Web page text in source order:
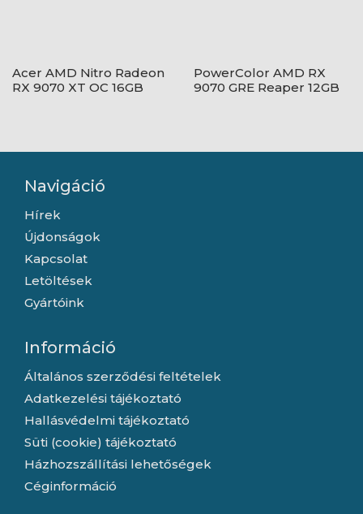
Acer AMD Nitro Radeon
RX 9070 XT OC 16GB
PowerColor AMD RX
9070 GRE Reaper 12GB
Navigáció
Hírek
Újdonságok
Kapcsolat
Letöltések
Gyártóink
Információ
Általános szerződési feltételek
Adatkezelési tájékoztató
Hallásvédelmi tájékoztató
Süti (cookie) tájékoztató
Házhozszállítási lehetőségek
Céginformáció